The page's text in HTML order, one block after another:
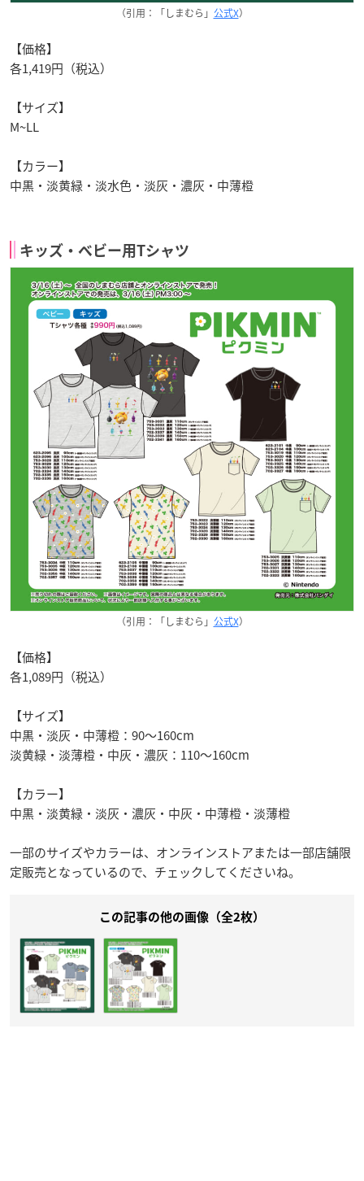
（引用：「しまむら」 公式X）
【価格】
各1,419円（税込）
【サイズ】
M~LL
【カラー】
中黒・淡黄緑・淡水色・淡灰・濃灰・中薄橙
キッズ・ベビー用Tシャツ
（引用：「しまむら」 公式X）
【価格】
各1,089円（税込）
【サイズ】
中黒・淡灰・中薄橙：90～160cm
淡黄緑・淡薄橙・中灰・濃灰：110～160cm
【カラー】
中黒・淡黄緑・淡灰・濃灰・中灰・中薄橙・淡薄橙
一部のサイズやカラーは、オンラインストアまたは一部店舗限
定販売となっているので、チェックしてくださいね。
この記事の他の画像（全2枚）